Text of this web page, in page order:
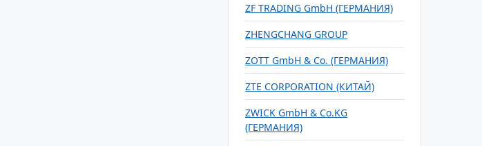
ZF TRADING GmbH (ГЕРМАНИЯ)
ZHENGCHANG GROUP
ZOTT GmbH & Co. (ГЕРМАНИЯ)
ZTE CORPORATION (КИТАЙ)
ZWICK GmbH & Co.KG
(ГЕРМАНИЯ)